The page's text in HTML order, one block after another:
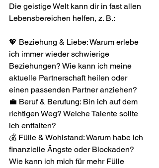
Die geistige Welt kann dir in fast allen
Lebensbereichen helfen, z. B.:
💖 Beziehung & Liebe: Warum erlebe
ich immer wieder schwierige
Beziehungen? Wie kann ich meine
aktuelle Partnerschaft heilen oder
einen passenden Partner anziehen?
💼 Beruf & Berufung: Bin ich auf dem
richtigen Weg? Welche Talente sollte
ich entfalten?
💰 Fülle & Wohlstand: Warum habe ich
finanzielle Ängste oder Blockaden?
Wie kann ich mich für mehr Fülle